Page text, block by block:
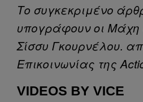
Tο συγκεκριμένο
υπογράφουν οι
Σίσσυ Γκουρνέλου.
Επικοινωνίας της
VIDEOS BY VICE